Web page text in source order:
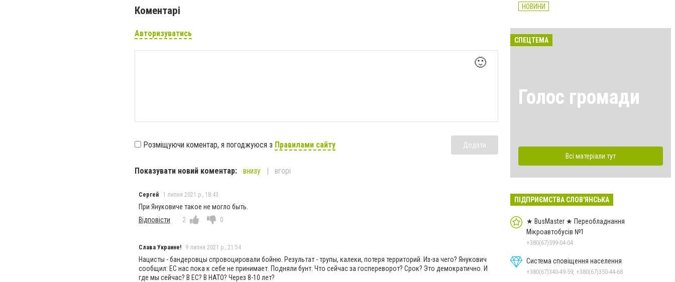
Коментарі
Авторизуватись
🙂
Розміщуючи коментар, я погоджуюся з Правилами сайту Додати
Показувати новий коментар: внизу вгорі
Сергей 1 липня 2021 р., 18:43
При Януковиче такое не могло быть.
Відповісти
2 0
Слава Украине! 9 липня 2021 р., 21:54
Нацисты - бандеровцы спровоцировали бойню. Результат - трупы, калеки, потеря территорий. Из-за чего? Янукович
сообщил: ЕС нас пока к себе не принимает. Подняли бунт. Что сейчас за госпереворот? Срок? Это демократично. И
где мы сейчас? В ЕС? В НАТО? Через 8-10 лет?
НОВИНИ
СПЕЦТЕМА
Голос громади
Всі матеріали тут
ПІДПРИЄМСТВА СЛОВ'ЯНСЬКА
★ BusMaster ★ Переобладнання
Мікроавтобусів №1
+380(67)599-04-04
Система сповіщення населення
+380(67)340-49-59, +380(67)350-44-68